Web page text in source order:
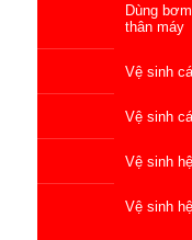
Dùng
thân máy
Vệ sinh
Vệ sinh
Vệ sinh
Vệ sinh